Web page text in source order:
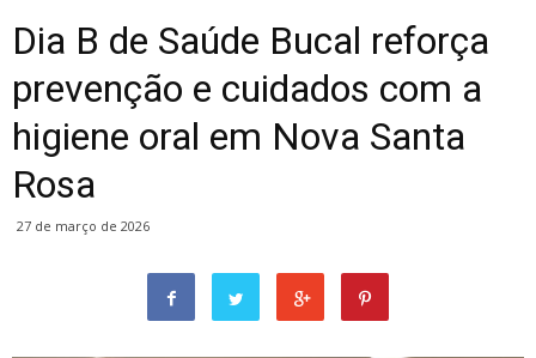
Dia B de Saúde Bucal reforça
prevenção e cuidados com a
higiene oral em Nova Santa
Rosa
27 de março de 2026